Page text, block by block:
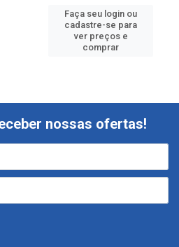
Faça seu login ou
cadastre-se para
ver preços e
comprar
nossas ofertas!